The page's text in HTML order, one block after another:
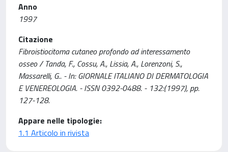
Anno
1997
Citazione
Fibroistiocitoma cutaneo profondo ad interessamento
osseo / Tanda, F., Cossu, A., Lissia, A., Lorenzoni, S.,
Massarelli, G.. - In: GIORNALE ITALIANO DI DERMATOLOGIA
E VENEREOLOGIA. - ISSN 0392-0488. - 132:(1997), pp.
127-128.
Appare nelle tipologie:
1.1 Articolo in rivista